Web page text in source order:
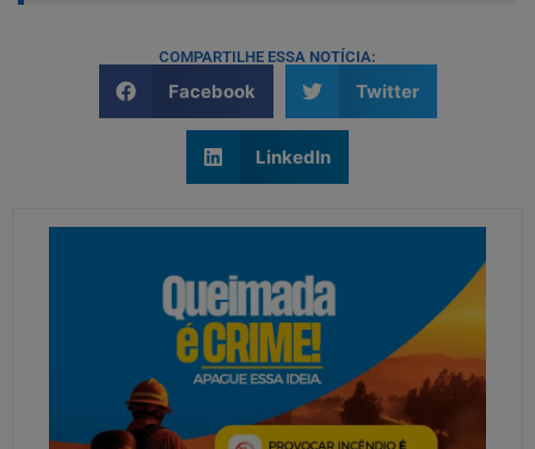
COMPARTILHE ESSA NOTÍCIA:
Facebook Twitter
LinkedIn